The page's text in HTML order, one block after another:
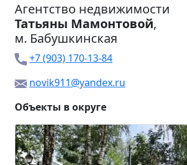
Агентство недвижимости
Татьяны Мамонтовой,
м. Бабушкинская
+7 (903) 170-13-84
novik911@yandex.ru
Объекты в округе